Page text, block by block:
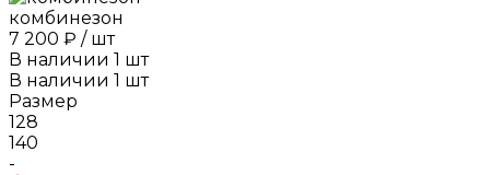
комбинезон
7 200 ₽ / шт
В наличии 1 шт
В наличии 1 шт
Размер
128
140
-